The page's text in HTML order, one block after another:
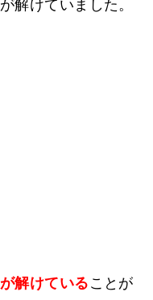
解けていました。
解けていることが